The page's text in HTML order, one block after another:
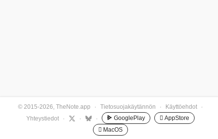
© 2015-2026, TheNote.app · Tietosuojakäytännön · Käyttöehdot
·
Yhteystiedot
· · · GooglePlay
 AppStore
 MacOS